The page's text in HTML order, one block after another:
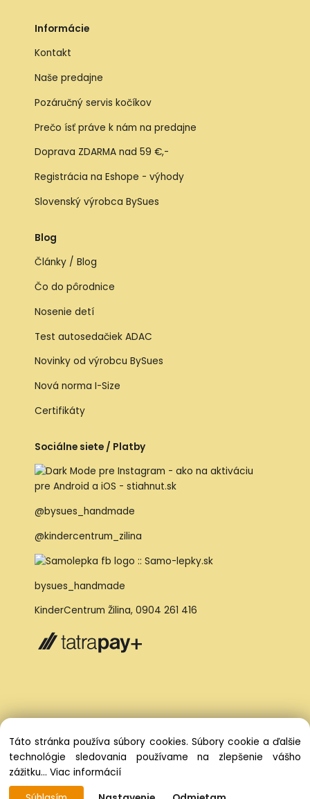
Informácie
Kontakt
Naše predajne
Pozáručný servis kočíkov
Prečo ísť práve k nám na predajne
Doprava ZDARMA nad 59 €,-
Registrácia na Eshope - výhody
Slovenský výrobca BySues
Blog
Články / Blog
Čo do pôrodnice
Nosenie detí
Test autosedačiek ADAC
Novinky od výrobcu BySues
Nová norma I-Size
Certifikáty
Sociálne siete / Platby
@bysues_handmade
@kindercentrum_zilina
bysues_handmade
KinderCentrum Žilina, 0904 261 416
Táto stránka používa súbory cookies. Súbory cookie a ďalšie
technológie sledovania používame na zlepšenie vášho
zážitku... Viac informácií